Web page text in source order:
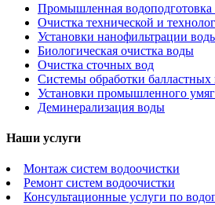
Промышленная
Очистка технической и
Установки нанофильтрации
Биологическая очистка воды
Очистка сточных вод
Системы обработки балластных
Установки промышленного
Деминерализация воды
Наши услуги
Монтаж систем водоочистки
Ремонт систем водоочистки
Консультационные услуги по